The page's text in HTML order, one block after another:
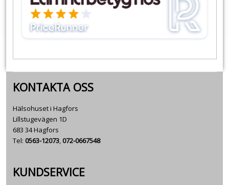
KONTAKTA OSS
Hälsohuset i Hagfors
Lillstugevägen 1D
683 34 Hagfors
Tel: 0563-12073,072-0667548
KUNDSERVICE